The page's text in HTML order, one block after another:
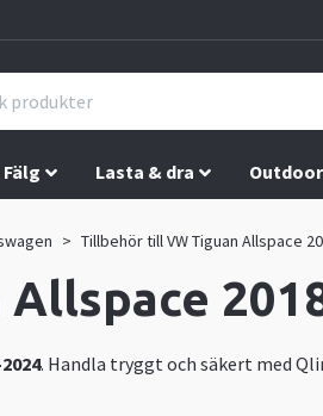
Lasta & dra Outdoor
Tillbehör till VW Tiguan Allspace
. Handla tryggt och säkert med